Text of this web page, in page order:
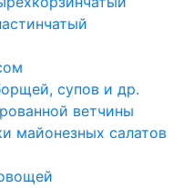
супов и др.
ветчины
майонезных салатов